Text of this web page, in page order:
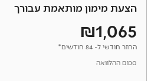
הצעת מימון מותאמת עבורך
₪1,065
החזר חודשי ל- 84 חודשים*
סכום ההלוואה